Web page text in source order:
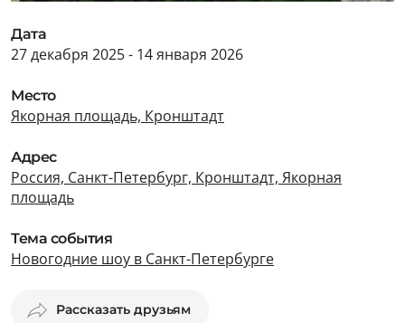
Дата
27 декабря 2025 - 14 января 2026
Место
Якорная площадь, Кронштадт
Адрес
Россия, Санкт-Петербург, Кронштадт, Якорная
площадь
Тема события
Новогодние шоу в Санкт-Петербурге
Рассказать друзьям